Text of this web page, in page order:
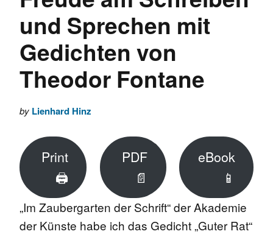
und Sprechen mit
Gedichten von
Theodor Fontane
by Lienhard Hinz
Print
🖨
PDF
📄
eBook
📱
„Im Zaubergarten der Schrift“ der Akademie
der Künste habe ich das Gedicht „Guter Rat“